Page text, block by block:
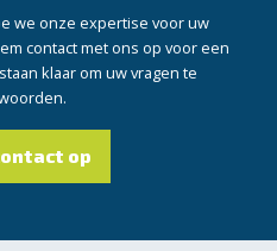
we onze expertise voor uw
contact met ons op voor een
klaar om uw vragen te
op